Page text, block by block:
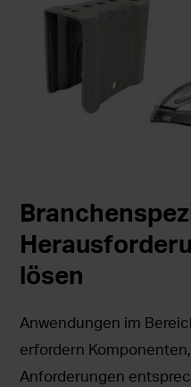
lösen
Anwendungen im
erfordern
Anforderungen